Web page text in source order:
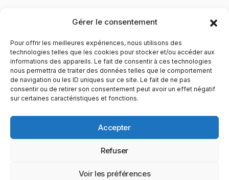
Gérer le consentement
Pour offrir les meilleures expériences, nous utilisons des
technologies telles que les cookies pour stocker et/ou accéder aux
informations des appareils. Le fait de consentir à ces technologies
nous permettra de traiter des données telles que le comportement
de navigation ou les ID uniques sur ce site. Le fait de ne pas
consentir ou de retirer son consentement peut avoir un effet négatif
sur certaines caractéristiques et fonctions.
Accepter
Refuser
Voir les préférences
YubiGeek est un média français dédié aux nouvelles
technologies, à la culture geek et au numérique. Fondé par
du web, du gaming et de la science, avec une approche